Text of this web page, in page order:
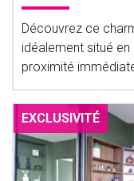
Découvrez ce
idéalement situé
proximité
EXCLUSIVITÉ